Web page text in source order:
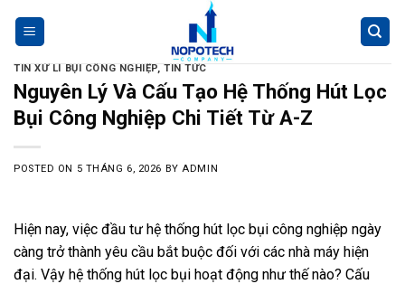
TIN XỬ LÍ BỤI CÔNG NGHIỆP,TIN TỨC
Nguyên Lý Và Cấu Tạo Hệ Thống Hút Lọc
Bụi Công Nghiệp Chi Tiết Từ A-Z
POSTED ON 5 THÁNG 6, 2026 BY ADMIN
Hiện nay, việc đầu tư hệ thống hút lọc bụi công nghiệp ngày
càng trở thành yêu cầu bắt buộc đối với các nhà máy hiện
đại. Vậy hệ thống hút lọc bụi hoạt động như thế nào? Cấu